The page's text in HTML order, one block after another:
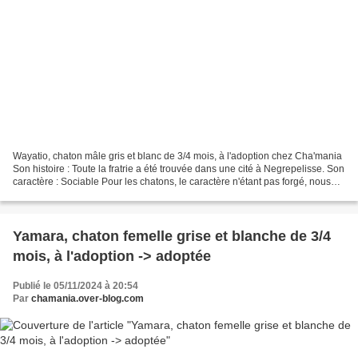
Wayatio, chaton mâle gris et blanc de 3/4 mois, à l'adoption chez Cha'mania
Son histoire : Toute la fratrie a été trouvée dans une cité à Negrepelisse. Son
caractère : Sociable Pour les chatons, le caractère n'étant pas forgé, nous
Yamara, chaton femelle grise et blanche de 3/4
mois, à l'adoption -> adoptée
Publié le 05/11/2024 à 20:54
Par chamania.over-blog.com